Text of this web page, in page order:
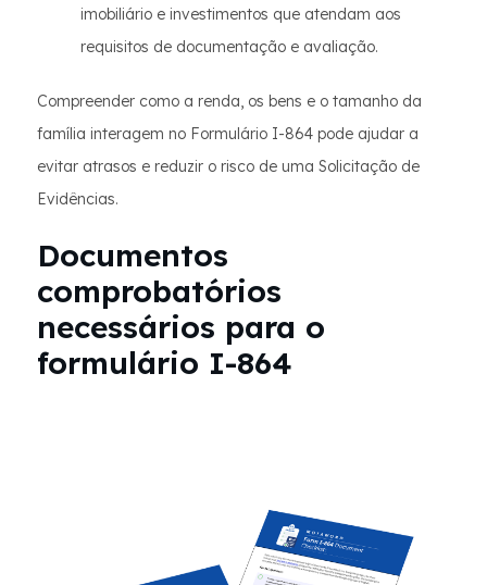
imobiliário e investimentos que atendam aos
requisitos de documentação e avaliação.
Compreender como a renda, os bens e o tamanho da
família interagem no Formulário I-864 pode ajudar a
evitar atrasos e reduzir o risco de uma Solicitação de
Evidências.
Documentos
comprobatórios
necessários para o
formulário I-864